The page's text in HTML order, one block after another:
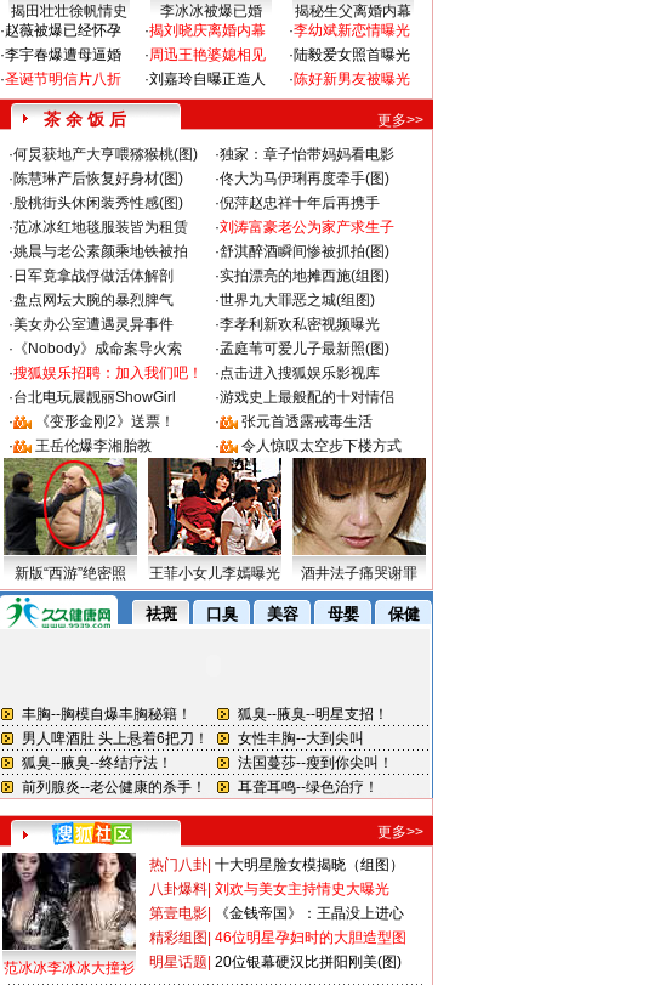
揭田壮壮徐帆情史 李冰冰被爆已婚
揭秘生父离婚内幕
·赵薇被爆已经怀孕
·李宇春爆遭母逼婚
·圣诞节明信片八折
·揭刘晓庆离婚内幕
·周迅王艳婆媳相见
·刘嘉玲自曝正造人
·李幼斌新恋情曝光
·陆毅爱女照首曝光
·陈好新男友被曝光
茶 余 饭 后
更多>>
·何炅获地产大亨喂猕猴桃(图) ·独家：章子怡带妈妈看电影
·陈慧琳产后恢复好身材(图) ·佟大为马伊琍再度牵手(图)
·殷桃街头休闲装秀性感(图) ·倪萍赵忠祥十年后再携手
·范冰冰红地毯服装皆为租赁 ·刘涛富豪老公为家产求生子
·姚晨与老公素颜乘地铁被拍 ·舒淇醉酒瞬间惨被抓拍(图)
· 日军竟拿战俘做活体解剖 ·实拍漂亮的地摊西施(组图)
·盘点网坛大腕的暴烈脾气 ·世界九大罪恶之城(组图)
·美女办公室遭遇灵异事件 ·李孝利新欢私密视频曝光
· 《Nobody》成命案导火索 ·孟庭苇可爱儿子最新照(图)
·搜狐娱乐招聘：加入我们吧！ ·点击进入搜狐娱乐影视库
·台北电玩展靓丽ShowGirl ·游戏史上最般配的十对情侣
·
《变形金刚2》送票！ ·
张元首透露戒毒生活
·
王岳伦爆李湘胎教 · 令人惊叹太空步下楼方式
新版“西游”绝密照 王菲小女儿李嫣曝光 酒井法子痛哭谢罪
更多>>
范冰冰李冰冰大撞衫
热门八卦 十大明星脸女模揭晓（组图）
八卦爆料 刘欢与美女主持情史大曝光
第壹电影
《金钱帝国》：王晶没上进心
精彩组图 46位明星孕妇时的大胆造型图
明星话题 20位银幕硬汉比拼阳刚美(图)